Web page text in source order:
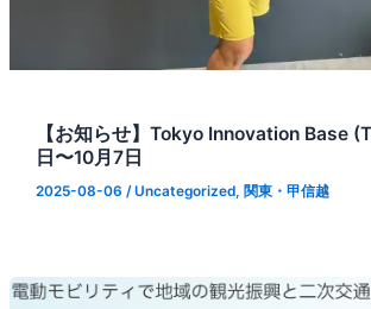
【お知らせ】Tokyo Innovation Base
日〜10月7日
2025-08-06 /Uncategorized, 関東・甲信越